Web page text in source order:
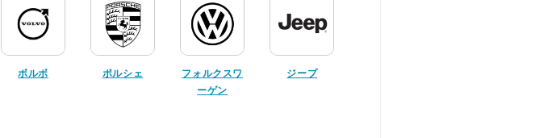
ボルボ ポルシェ
フォルクスワ
ーゲン
ジープ